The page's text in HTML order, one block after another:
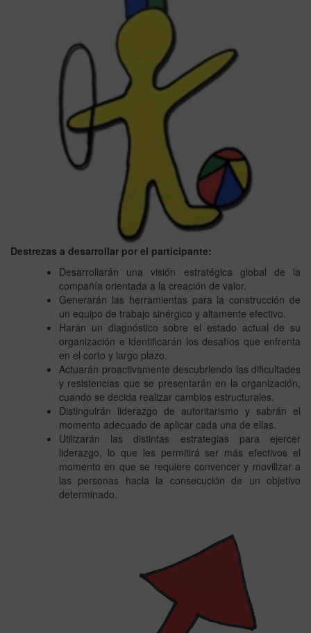
Destrezas a desarrollar por el participante:
Desarrollarán una visión estratégica global de la
compañía orientada a la creación de valor.
Generarán las herramientas para la construcción de
un equipo de trabajo sinérgico y altamente efectivo.
Harán un diagnóstico sobre el estado actual de su
organización e identificarán los desafíos que enfrenta
en el corto y largo plazo.
Actuarán proactivamente descubriendo las dificultades
y resistencias que se presentarán en la organización,
cuando se decida realizar cambios estructurales.
Distinguirán liderazgo de autoritarismo y sabrán el
momento adecuado de aplicar cada una de ellas.
Utilizarán las distintas estrategias para ejercer
liderazgo, lo que les permitirá ser más efectivos el
momento en que se requiere convencer y movilizar a
las personas hacia la consecución de un objetivo
determinado.